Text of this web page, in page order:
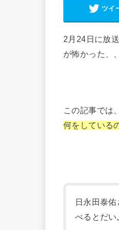
ツイ
2月24日に放
が怖かった、
この記事では
何をしている
日永田泰
べるとだい